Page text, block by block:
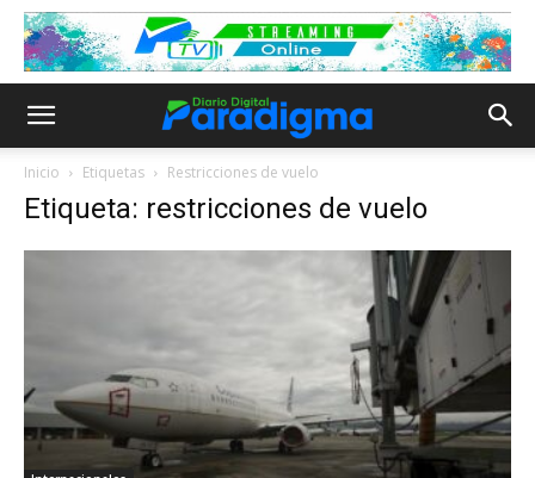
Inicio Etiquetas Restricciones de vuelo
Etiqueta: restricciones de vuelo